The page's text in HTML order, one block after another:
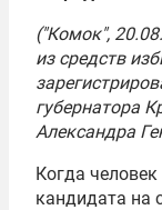
("Комок",
из средств
губернатора
Александра
Когда
кандидата на